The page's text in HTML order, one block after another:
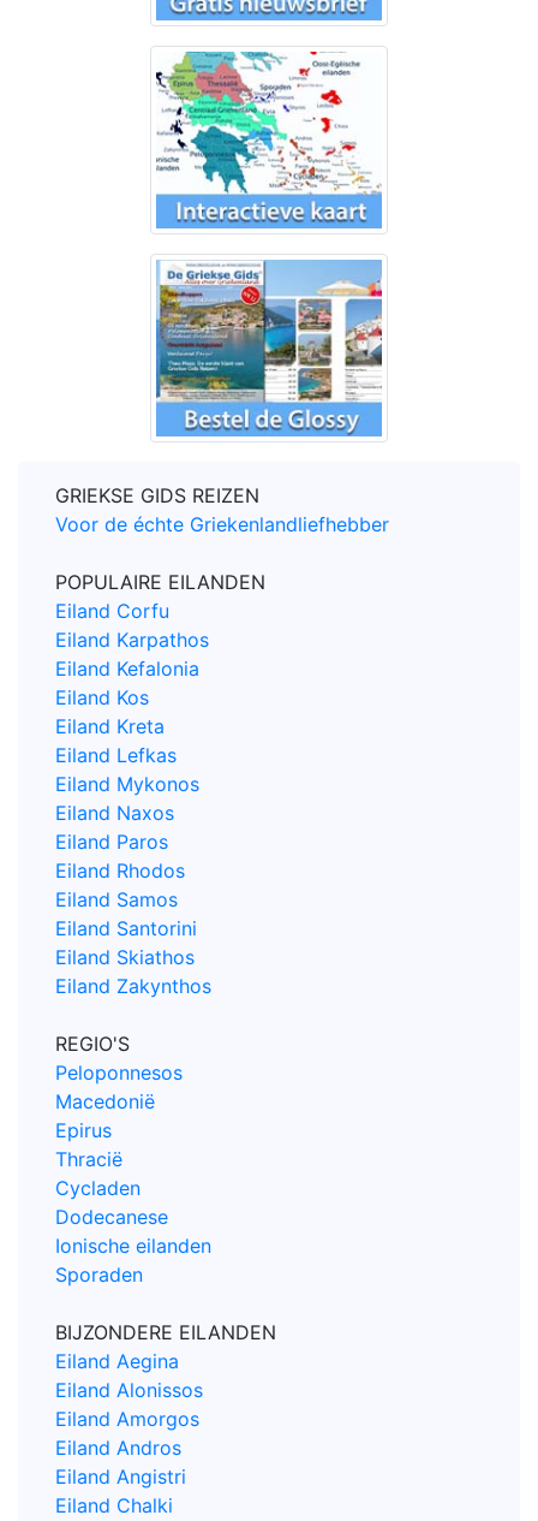
GRIEKSE GIDS REIZEN
Voor de échte Griekenlandliefhebber
POPULAIRE EILANDEN
Eiland Corfu
Eiland Karpathos
Eiland Kefalonia
Eiland Kos
Eiland Kreta
Eiland Lefkas
Eiland Mykonos
Eiland Naxos
Eiland Paros
Eiland Rhodos
Eiland Samos
Eiland Santorini
Eiland Skiathos
Eiland Zakynthos
REGIO'S
Peloponnesos
Macedonië
Epirus
Thracië
Cycladen
Dodecanese
Ionische eilanden
Sporaden
BIJZONDERE EILANDEN
Eiland Aegina
Eiland Alonissos
Eiland Amorgos
Eiland Andros
Eiland Angistri
Eiland Chalki